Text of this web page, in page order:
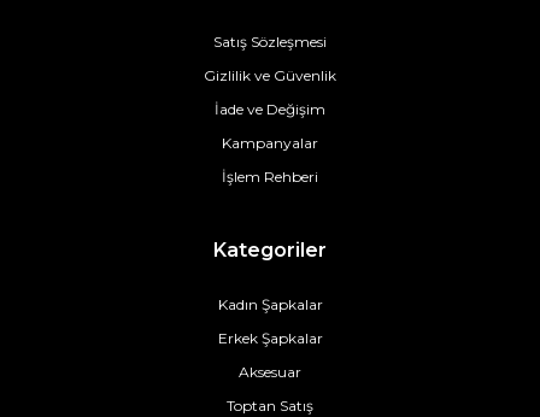
Satış Sözleşmesi
Gizlilik ve Güvenlik
İade ve Değişim
Kampanyalar
İşlem Rehberi
Kategoriler
Kadın Şapkalar
Erkek Şapkalar
Aksesuar
Toptan Satış